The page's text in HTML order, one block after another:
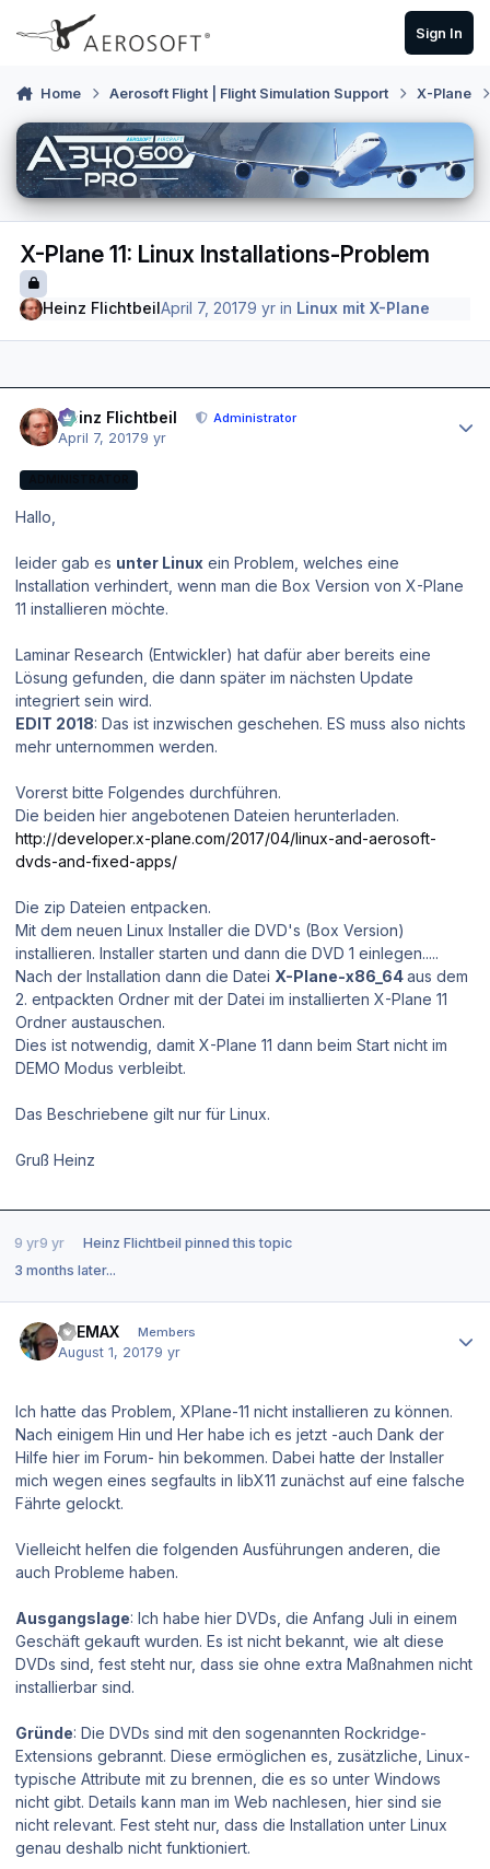
Skip to content
Sign In
Home Aerosoft Flight | Flight Simulation Support X-Plane
X-Plane 11: Linux Installations-Problem
Heinz FlichtbeilApril 7, 20179 yr in Linux mit X-Plane
Heinz Flichtbeil Administrator
April 7, 20179 yr
Hallo,
leider gab es unter Linux ein Problem, welches eine
Installation verhindert, wenn man die Box Version von X-Plane
11 installieren möchte.
Laminar Research (Entwickler) hat dafür aber bereits eine
Lösung gefunden, die dann später im nächsten Update
integriert sein wird.
EDIT 2018: Das ist inzwischen geschehen. ES muss also nichts
mehr unternommen werden.
Vorerst bitte Folgendes durchführen.
Die beiden hier angebotenen Dateien herunterladen.
http://developer.x-plane.com/2017/04/linux-and-aerosoft-
dvds-and-fixed-apps/
Die zip Dateien entpacken.
Mit dem neuen Linux Installer die DVD's (Box Version)
installieren. Installer starten und dann die DVD 1 einlegen.....
Nach der Installation dann die Datei X-Plane-x86_64aus dem
2. entpackten Ordner mit der Datei im installierten X-Plane 11
Ordner austauschen.
Dies ist notwendig, damit X-Plane 11 dann beim Start nicht im
DEMO Modus verbleibt.
Das Beschriebene gilt nur für Linux.
Gruß Heinz
9 yr9 yr Heinz Flichtbeil pinned this topic
3 months later...
D-EMAX Members
August 1, 20179 yr
Ich hatte das Problem, XPlane-11 nicht installieren zu können.
Nach einigem Hin und Her habe ich es jetzt -auch Dank der
Hilfe hier im Forum- hin bekommen. Dabei hatte der Installer
mich wegen eines segfaults in libX11 zunächst auf eine falsche
Fährte gelockt.
Vielleicht helfen die folgenden Ausführungen anderen, die
auch Probleme haben.
Ausgangslage: Ich habe hier DVDs, die Anfang Juli in einem
Geschäft gekauft wurden. Es ist nicht bekannt, wie alt diese
DVDs sind, fest steht nur, dass sie ohne extra Maßnahmen nicht
installierbar sind.
Gründe: Die DVDs sind mit den sogenannten Rockridge-
Extensions gebrannt. Diese ermöglichen es, zusätzliche, Linux-
typische Attribute mit zu brennen, die es so unter Windows
nicht gibt. Details kann man im Web nachlesen, hier sind sie
nicht relevant. Fest steht nur, dass die Installation unter Linux
genau deshalb nicht funktioniert.